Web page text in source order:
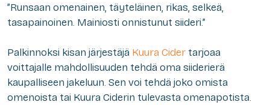
”Runsaan omenainen, täyteläinen, rikas, selkeä,
tasapainoinen. Mainiosti onnistunut siideri.”
Palkinnoksi kisan järjestäjä Kuura Cider tarjoaa
voittajalle mahdollisuuden tehdä oma siiderierä
kaupalliseen jakeluun. Sen voi tehdä joko omista
omenoista tai Kuura Ciderin tulevasta omenapotista.